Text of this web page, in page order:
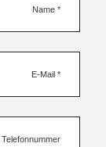
Name *
E-Mail *
Telefonnummer